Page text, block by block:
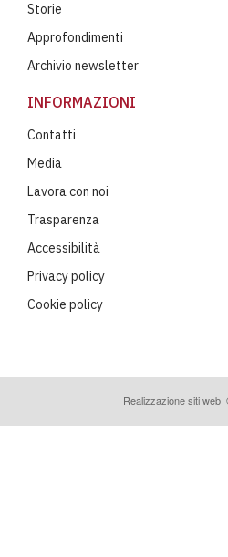
Storie
Approfondimenti
Archivio newsletter
INFORMAZIONI
Contatti
Media
Lavora con noi
Trasparenza
Accessibilità
Privacy policy
Cookie policy
Realizzazione siti web